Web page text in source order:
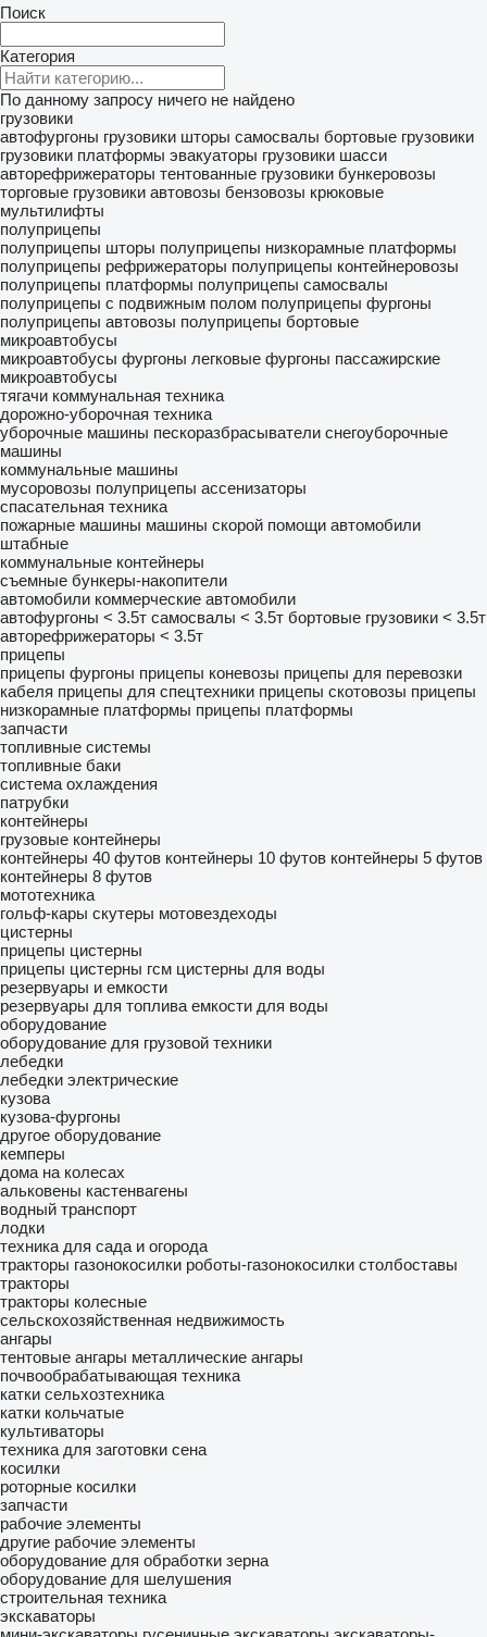
Поиск
Категория
По данному запросу ничего не найдено
грузовики
автофургоны грузовики шторы самосвалы бортовые грузовики
грузовики платформы эвакуаторы грузовики шасси
авторефрижераторы тентованные грузовики бункеровозы
торговые грузовики автовозы бензовозы крюковые
мультилифты
полуприцепы
полуприцепы шторы полуприцепы низкорамные платформы
полуприцепы рефрижераторы полуприцепы контейнеровозы
полуприцепы платформы полуприцепы самосвалы
полуприцепы с подвижным полом полуприцепы фургоны
полуприцепы автовозы полуприцепы бортовые
микроавтобусы
микроавтобусы фургоны легковые фургоны пассажирские
микроавтобусы
тягачи коммунальная техника
дорожно-уборочная техника
уборочные машины пескоразбрасыватели снегоуборочные
машины
коммунальные машины
мусоровозы полуприцепы ассенизаторы
спасательная техника
пожарные машины машины скорой помощи автомобили
штабные
коммунальные контейнеры
съемные бункеры-накопители
автомобили коммерческие автомобили
автофургоны < 3.5т самосвалы < 3.5т бортовые грузовики < 3.5т
авторефрижераторы < 3.5т
прицепы
прицепы фургоны прицепы коневозы прицепы для перевозки
кабеля прицепы для спецтехники прицепы скотовозы прицепы
низкорамные платформы прицепы платформы
запчасти
топливные системы
топливные баки
система охлаждения
патрубки
контейнеры
грузовые контейнеры
контейнеры 40 футов контейнеры 10 футов контейнеры 5 футов
контейнеры 8 футов
мототехника
гольф-кары скутеры мотовездеходы
цистерны
прицепы цистерны
прицепы цистерны гсм цистерны для воды
резервуары и емкости
резервуары для топлива емкости для воды
оборудование
оборудование для грузовой техники
лебедки
лебедки электрические
кузова
кузова-фургоны
другое оборудование
кемперы
дома на колесах
альковены кастенвагены
водный транспорт
лодки
техника для сада и огорода
тракторы газонокосилки роботы-газонокосилки столбоставы
тракторы
тракторы колесные
сельскохозяйственная недвижимость
ангары
тентовые ангары металлические ангары
почвообрабатывающая техника
катки сельхозтехника
катки кольчатые
культиваторы
техника для заготовки сена
косилки
роторные косилки
запчасти
рабочие элементы
другие рабочие элементы
оборудование для обработки зерна
оборудование для шелушения
строительная техника
экскаваторы